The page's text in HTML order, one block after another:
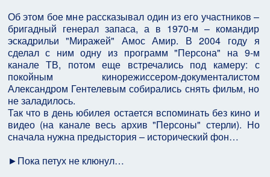
Об этом бое мне рассказывал один из его участников –
бригадный генерал запаса, а в 1970-м – командир
эскадрильи "Миражей" Амос Амир. В 2004 году я
сделал с ним одну из программ "Персона" на 9-м
канале ТВ, потом еще встречались под камеру: с
покойным кинорежиссером-документалистом
Александром Гентелевым собирались снять фильм, но
не заладилось.
Так что в день юбилея остается вспоминать без кино и
видео (на канале весь архив "Персоны" стерли). Но
сначала нужна предыстория – исторический фон…
►Пока петух не клюнул…